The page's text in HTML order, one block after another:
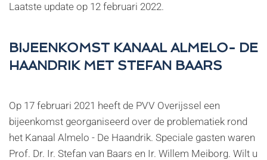
Laatste update op 12 februari 2022.
BIJEENKOMST KANAAL ALMELO- DE
HAANDRIK MET STEFAN BAARS
Op 17 februari 2021 heeft de PVV Overijssel een
bijeenkomst georganiseerd over de problematiek rond
het Kanaal Almelo - De Haandrik. Speciale gasten waren
Prof. Dr. Ir. Stefan van Baars en Ir. Willem Meiborg. Wilt u